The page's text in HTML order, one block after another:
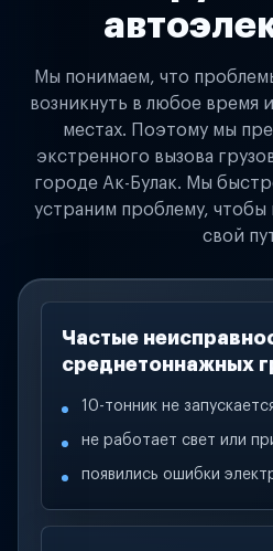
Мы понимаем, что
возникнуть в любое время
местах. Поэтому мы
экстренного вызова
городе Ак-Булак. Мы
устраним проблему,
свой
Частые
среднетоннажных
10-тонник не
не работает свет или
появились ошибки